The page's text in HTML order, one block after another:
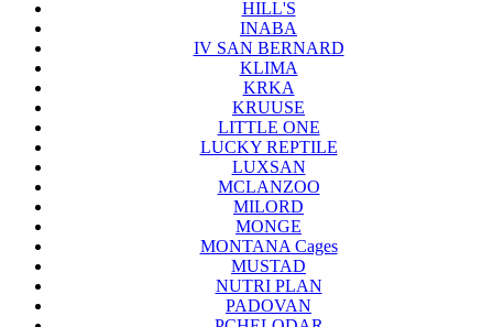
HILL'S
INABA
IV SAN BERNARD
KLIMA
KRKA
KRUUSE
LITTLE ONE
LUCKY REPTILE
LUXSAN
MCLANZOO
MILORD
MONGE
MONTANA Cages
MUSTAD
NUTRI PLAN
PADOVAN